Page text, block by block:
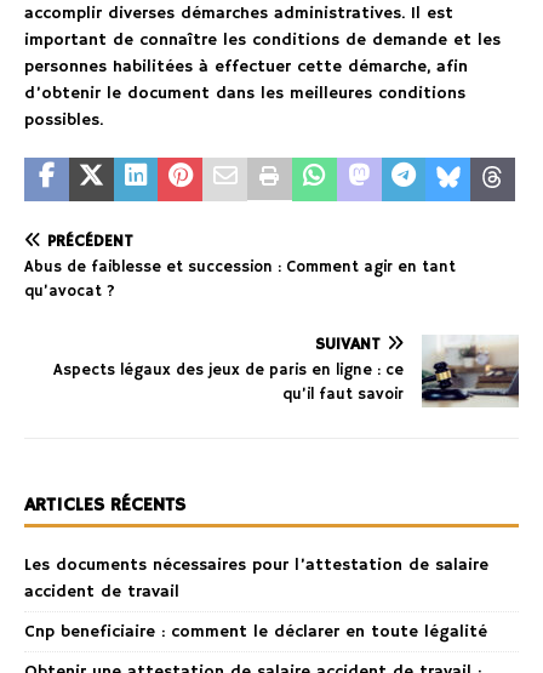
accomplir diverses démarches administratives. Il est
important de connaître les conditions de demande et les
personnes habilitées à effectuer cette démarche, afin
d’obtenir le document dans les meilleures conditions
possibles.
PRÉCÉDENT
Abus de faiblesse et succession : Comment agir en tant
qu’avocat ?
SUIVANT
Aspects légaux des jeux de paris en ligne : ce
qu’il faut savoir
ARTICLES RÉCENTS
Les documents nécessaires pour l’attestation de salaire
accident de travail
Cnp beneficiaire : comment le déclarer en toute légalité